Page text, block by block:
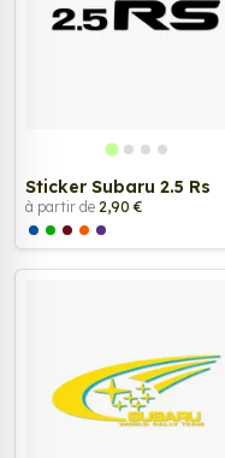
Sticker Subaru 2.5 Rs
à partir de 2,90 €